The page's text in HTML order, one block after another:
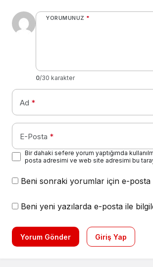
YORUMUNUZ *
0/30 karakter
Ad *
E-Posta *
Bir dahaki sefere yorum yaptığımda
posta adresimi ve web site adresimi bu
Beni sonraki yorumlar için e-posta
Beni yeni yazılarda e-posta ile
Yorum Gönder Giriş Yap